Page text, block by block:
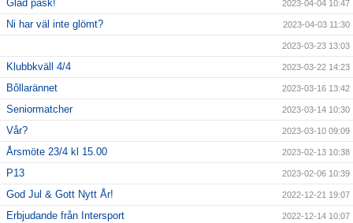
Glad påsk! 2023-04-04 10:47
Ni har väl inte glömt? 2023-04-03 11:30
2023-03-23 13:03
Klubbkväll 4/4 2023-03-22 14:23
Bôllarännet 2023-03-16 13:42
Seniormatcher 2023-03-14 10:30
Vår? 2023-03-10 09:09
Årsmöte 23/4 kl 15.00 2023-02-13 10:38
P13 2023-02-06 10:39
God Jul & Gott Nytt År! 2022-12-21 19:07
Erbjudande från Intersport 2022-12-14 10:07